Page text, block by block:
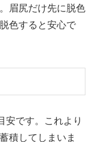
眉尻だけ先に脱色
色すると安心で
安です。これより
積してしまいま